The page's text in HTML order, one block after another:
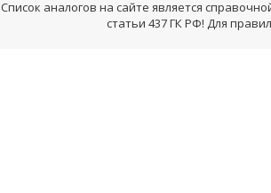
Список аналогов на сайте является
статьи 437 ГК РФ! Для